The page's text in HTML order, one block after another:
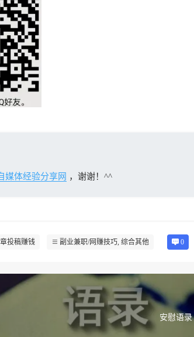
媒体经验分享网 ，谢谢！^^
投稿赚钱 副业兼职/网赚技巧, 综合其他 0
安慰语